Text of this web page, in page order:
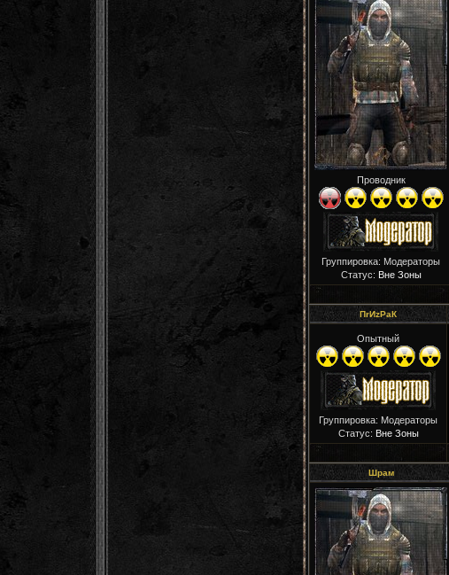
Проводник
Группировка: Модераторы
Статус: Вне Зоны
ПrИzРaК
Опытный
Группировка: Модераторы
Статус: Вне Зоны
Шрам